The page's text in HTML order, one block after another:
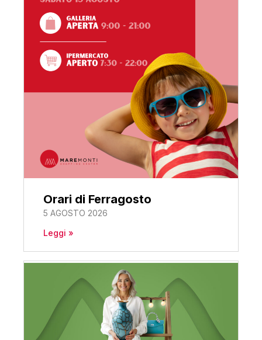
Orari di Ferragosto
5 AGOSTO 2026
Leggi »